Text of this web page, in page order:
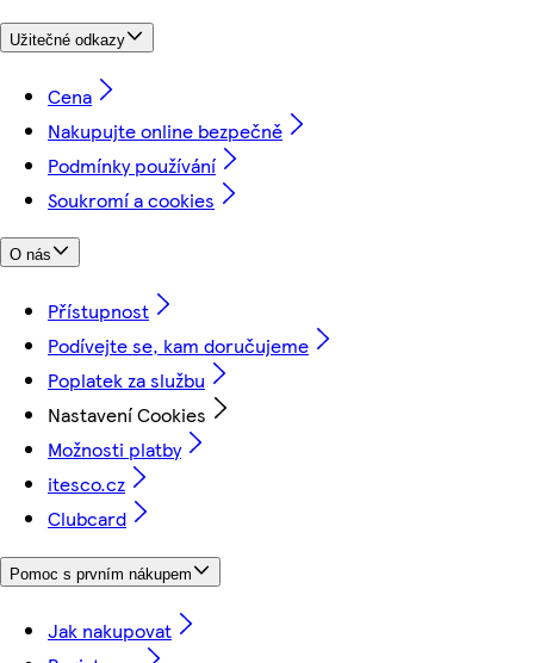
Užitečné odkazy
Cena
Nakupujte online bezpečně
Podmínky používání
Soukromí a cookies
O nás
Přístupnost
Podívejte se, kam doručujeme
Poplatek za službu
Nastavení Cookies
Možnosti platby
itesco.cz
Clubcard
Pomoc s prvním nákupem
Jak nakupovat